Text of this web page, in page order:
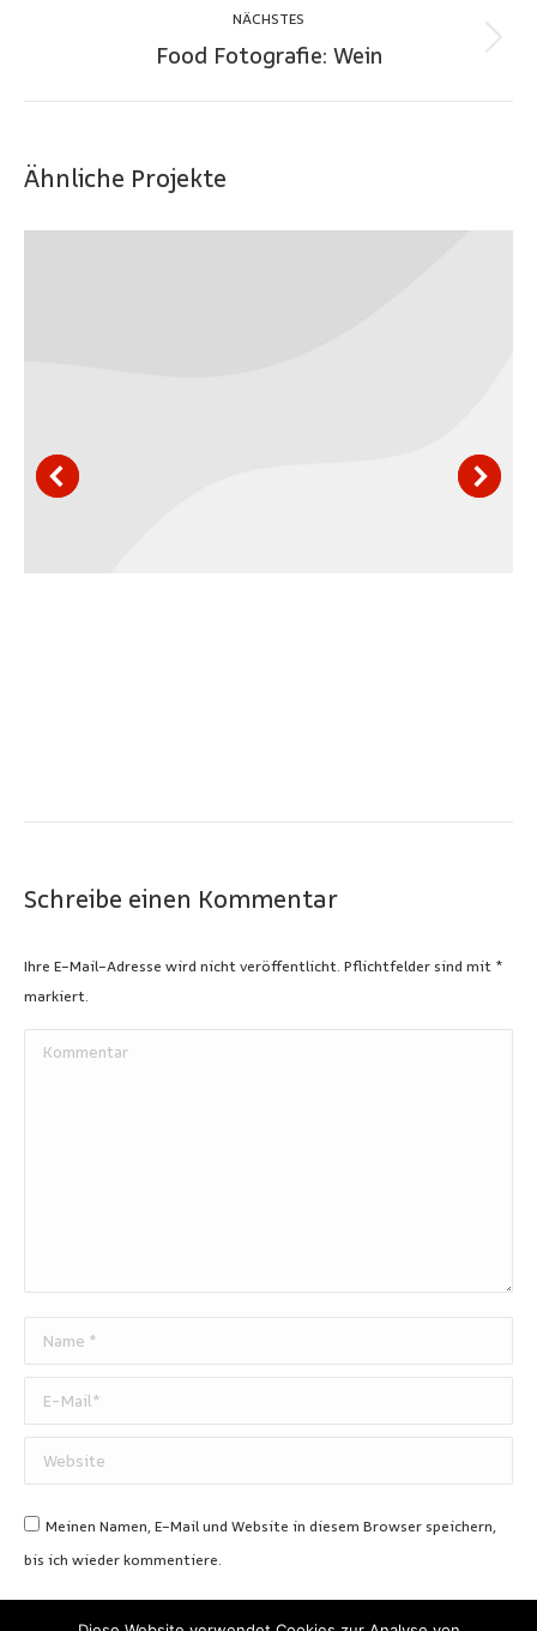
NÄCHSTES
Next
Food Fotografie: Wein
Ähnliche Projekte
Schreibe einen Kommentar
Ihre E-Mail-Adresse wird nicht veröffentlicht. Pflichtfelder sind mit *
markiert.
Kommentar
Name *
E-Mail *
Website
Meinen Namen, E-Mail und Website in diesem Browser speichern,
bis ich wieder kommentiere.
Beitragskommentare